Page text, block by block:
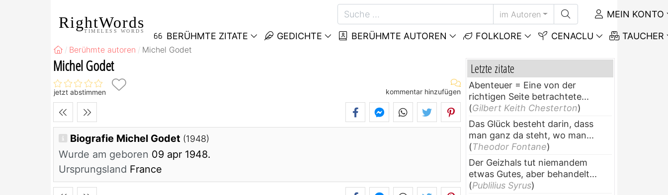
RightWords
TIMELESS WORDS
im Autoren MEIN KONTO
BERÜHMTE ZITATE GEDICHTE BERÜHMTE AUTOREN FOLKLORE CENACLU TAUCHER
Berühmte autoren Michel Godet
Michel Godet
jetzt abstimmen kommentar hinzufügen
Biografie Michel Godet (1948)
Wurde am geboren 09 apr 1948.
Ursprungsland France
Letzte zitate
Abenteuer = Eine von der
richtigen Seite betrachtete...
(Gilbert Keith Chesterton)
Das Glück besteht darin, dass
man ganz da steht, wo man...
(Theodor Fontane)
Der Geizhals tut niemandem
etwas Gutes, aber behandelt...
(Publilius Syrus)